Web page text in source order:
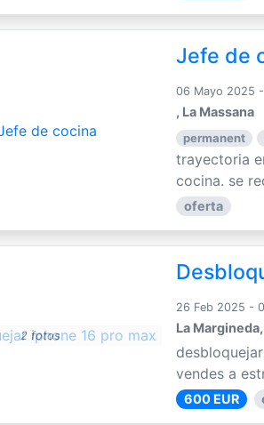
Jefe de
06 Mayo 2025
, La Massana
permanent
trayectoria
cocina. se
oferta
2 fotos
26 Feb 2025 -
La
vendes a
600 EUR